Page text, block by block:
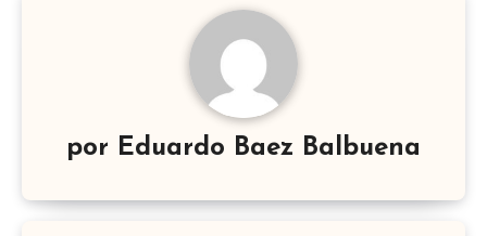
por Eduardo Baez Balbuena